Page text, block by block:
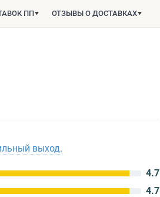
ПП ОТЗЫВЫ О ДОСТАВКАХ
выход.
4.7
4.7